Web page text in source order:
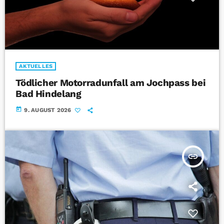
AKTUELLES
Tödlicher Motorradunfall am Jochpass bei
Bad Hindelang
today 9. AUGUST 2026
insert_link